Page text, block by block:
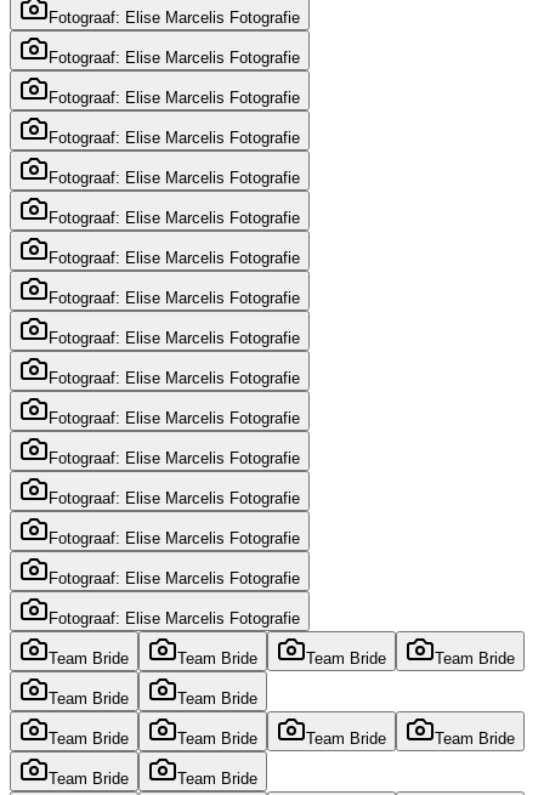
Fotograaf: Elise Marcelis Fotografie
Fotograaf: Elise Marcelis Fotografie
Fotograaf: Elise Marcelis Fotografie
Fotograaf: Elise Marcelis Fotografie
Fotograaf: Elise Marcelis Fotografie
Fotograaf: Elise Marcelis Fotografie
Fotograaf: Elise Marcelis Fotografie
Fotograaf: Elise Marcelis Fotografie
Fotograaf: Elise Marcelis Fotografie
Fotograaf: Elise Marcelis Fotografie
Fotograaf: Elise Marcelis Fotografie
Fotograaf: Elise Marcelis Fotografie
Fotograaf: Elise Marcelis Fotografie
Fotograaf: Elise Marcelis Fotografie
Fotograaf: Elise Marcelis Fotografie
Fotograaf: Elise Marcelis Fotografie
Team Bride Team Bride Team Bride Team Bride
Team Bride Team Bride
Team Bride Team Bride Team Bride Team Bride
Team Bride Team Bride